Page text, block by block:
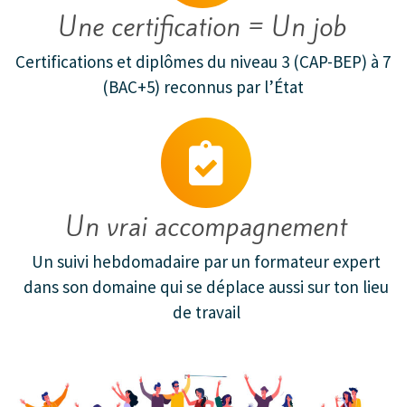
Une certification = Un job
Certifications et diplômes du niveau 3 (CAP-BEP) à 7
(BAC+5) reconnus par l’État
Un vrai accompagnement
Un suivi hebdomadaire par un formateur expert
dans son domaine qui se déplace aussi sur ton lieu
de travail